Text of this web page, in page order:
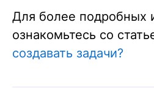
Для более подробных
ознакомьтесь со
создавать задачи?